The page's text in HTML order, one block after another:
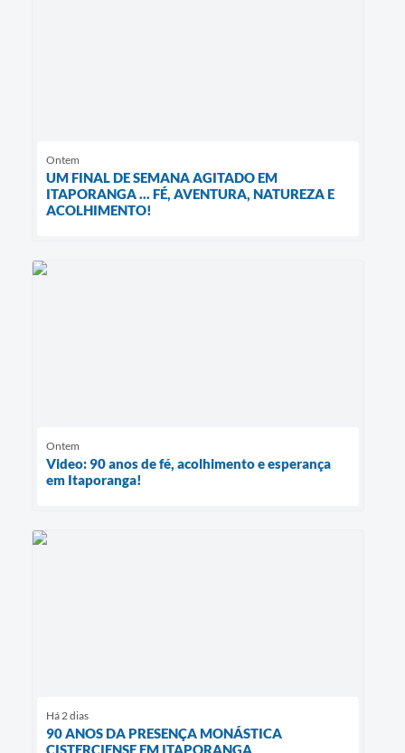
Ontem
UM FINAL DE SEMANA AGITADO EM
ITAPORANGA ... FÉ, AVENTURA, NATUREZA E
ACOLHIMENTO!
Ontem
Video: 90 anos de fé, acolhimento e esperança
em Itaporanga!
Há 2 dias
90 ANOS DA PRESENÇA MONÁSTICA
CISTERCIENSE EM ITAPORANGA